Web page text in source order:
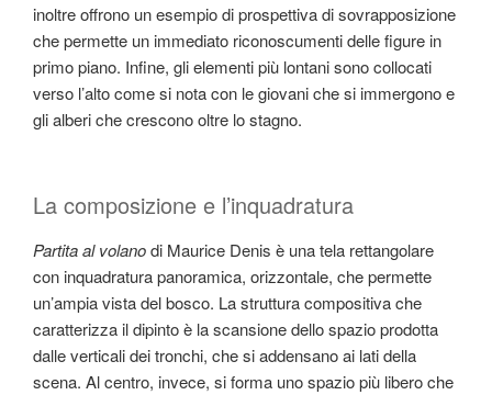
inoltre offrono un esempio di prospettiva di sovrapposizione
che permette un immediato riconoscumenti delle figure in
primo piano. Infine, gli elementi più lontani sono collocati
verso l’alto come si nota con le giovani che si immergono e
gli alberi che crescono oltre lo stagno.
La composizione e l’inquadratura
Partita al volanodi Maurice Denis è una tela rettangolare
con inquadratura panoramica, orizzontale, che permette
un’ampia vista del bosco. La struttura compositiva che
caratterizza il dipinto è la scansione dello spazio prodotta
dalle verticali dei tronchi, che si addensano ai lati della
scena. Al centro, invece, si forma uno spazio più libero che